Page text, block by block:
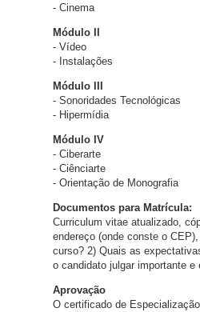
- Cinema
Módulo II
- Vídeo
- Instalações
Módulo III
- Sonoridades Tecnológicas
- Hipermídia
Módulo IV
- Ciberarte
- Ciênciarte
- Orientação de Monografia
Documentos para Matrícula:
Curriculum vitae atualizado,
endereço (onde conste o
curso? 2) Quais as
o candidato julgar importante
Aprovação
O certificado de